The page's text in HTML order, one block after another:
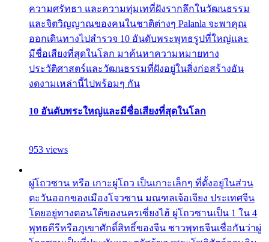
ความศรัทธา และความทุ่มเทที่ฝังรากลึกในวัฒนธรรม
และจิตวิญญาณของคนในชาติต่างๆ Palanla จะพาคุณ
ออกเดินทางไปสำรวจ 10 อันดับพระพุทธรูปที่ใหญ่และ
มีชื่อเสียงที่สุดในโลก มาค้นหาความหมายทาง
ประวัติศาสตร์และวัฒนธรรมที่ฝังอยู่ในสิ่งก่อสร้างอัน
งดงามเหล่านี้ไปพร้อมๆ กัน
10 อันดับพระใหญ่และมีชื่อเสียงที่สุดในโลก
953 views
ผู่โถวซาน หรือ เกาะผู่โถว เป็นเกาะเล็กๆ ที่ตั้งอยู่ในส่วน
ตะวันออกของเมืองโจวซาน มณฑลเจ้อเจียง ประเทศจีน
โดยอยู่ทางตอนใต้ของนครเซี่ยงไฮ้ ผู่โถวซานเป็น 1 ใน 4
พุทธคีรีหรือภูเขาศักดิ์สิทธิ์ของจีน ชาวพุทธจีนเชื่อกันว่าผู่